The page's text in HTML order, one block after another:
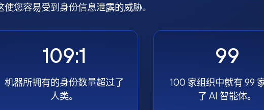
使您容易受到身份信息泄露的威胁。
109:1
机器所拥有的身份数量超过了
人类。
99
100 家组织中就有 99
了 AI 智能体。